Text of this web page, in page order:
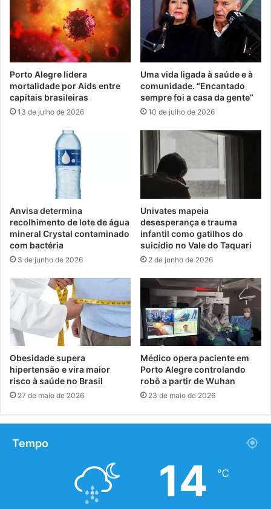
Porto Alegre lidera
mortalidade por Aids entre
capitais brasileiras
13 de julho de 2026
Uma vida ligada à saúde e à
comunidade. “Encantado
sempre foi a casa da gente”
10 de julho de 2026
Anvisa determina
recolhimento de lote de água
mineral Crystal contaminado
com bactéria
3 de junho de 2026
Univates mapeia
desesperança e trauma
infantil como gatilhos do
suicídio no Vale do Taquari
2 de junho de 2026
Obesidade supera
hipertensão e vira maior
risco à saúde no Brasil
27 de maio de 2026
Médico opera paciente em
Porto Alegre controlando
robô a partir de Wuhan
23 de maio de 2026
Tempo
14 ℃